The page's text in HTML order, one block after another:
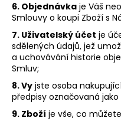
6. Objednávka je Váš
Smlouvy o koupi Zboží s
7. Uživatelský účet je
sdělených údajů, jež
a uchovávání historie
Smluv;
8. Vy jste osoba
předpisy označovaná jako
9. Zboží je vše, co
SHEHDS
OTOČNÁ
HLAVA
BEAM
275W
10R
8
890
Kč